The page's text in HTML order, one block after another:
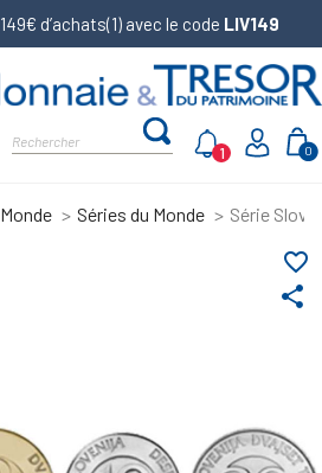
d’achats(1) avec le code LIV149
0
1
Monde Séries du Monde Série
share
favorite_border